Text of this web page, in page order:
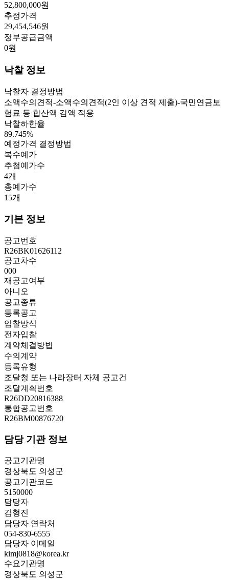
52,800,000원
추정가격
29,454,546원
정부공급금액
0원
낙찰 정보
낙찰자 결정방법
소액수의견적-소액수의견적(2인 이상 견적 제출)-국민연금보
험료 등 합산액 감액 적용
낙찰하한율
89.745%
예정가격 결정방법
복수예가
추첨예가수
4개
총예가수
15개
기본 정보
공고번호
R26BK01626112
공고차수
000
재공고여부
아니오
공고종류
등록공고
입찰방식
전자입찰
계약체결방법
수의계약
등록유형
조달청 또는 나라장터 자체 공고건
조달계획번호
R26DD20816388
통합공고번호
R26BM00876720
담당 기관 정보
공고기관명
경상북도 의성군
공고기관코드
5150000
담당자
김형진
담당자 연락처
054-830-6555
담당자 이메일
kimj0818@korea.kr
수요기관명
경상북도 의성군